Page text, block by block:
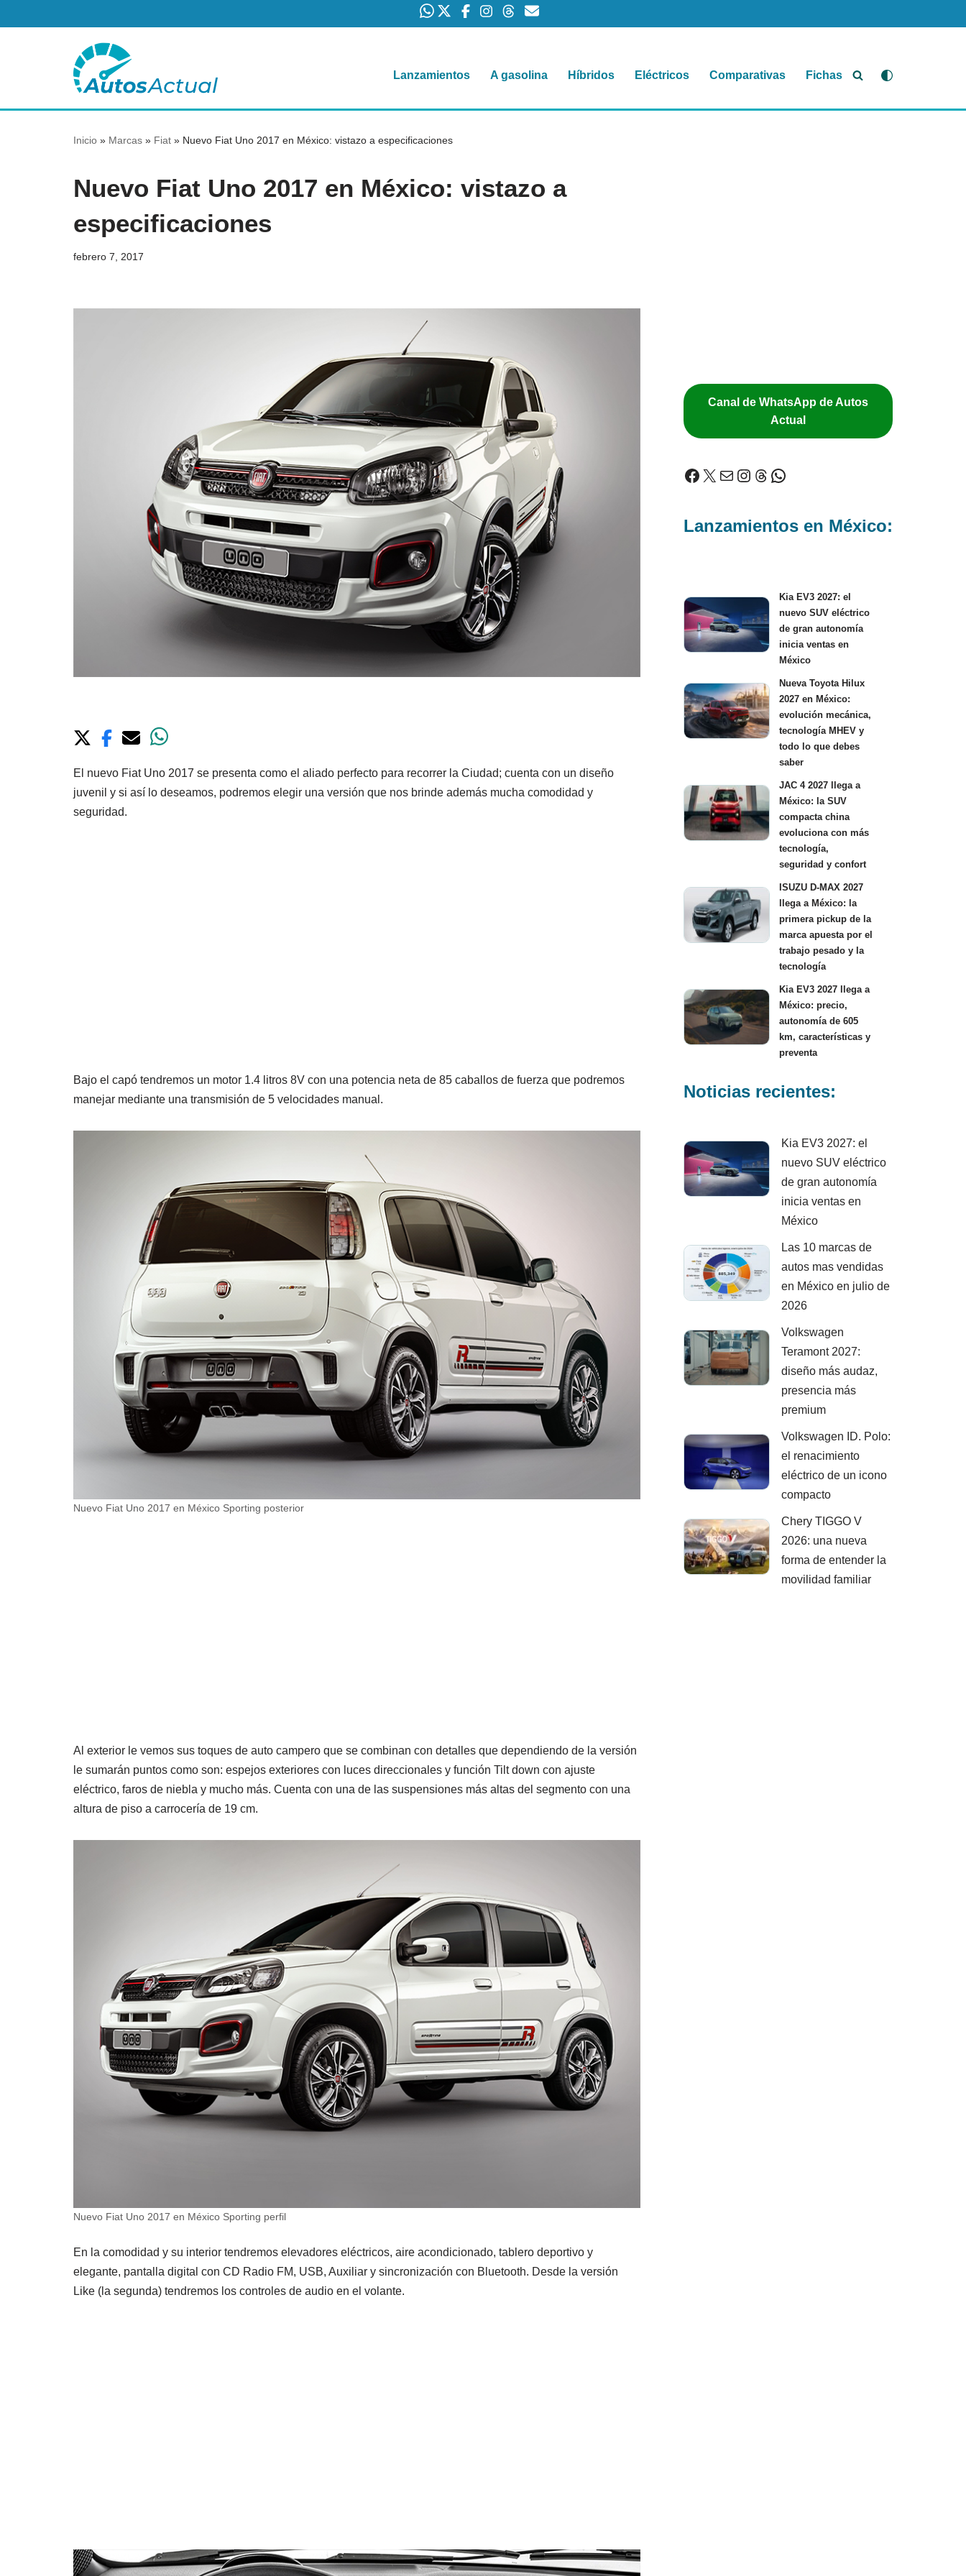
contenido
Lanzamientos A gasolina Híbridos Eléctricos Comparativas Fichas
Inicio » Marcas » Fiat » Nuevo Fiat Uno 2017 en México: vistazo a especificaciones
Nuevo Fiat Uno 2017 en México: vistazo a
especificaciones
febrero 7, 2017
El nuevo Fiat Uno 2017 se presenta como el aliado perfecto para recorrer la Ciudad; cuenta con un diseño
juvenil y si así lo deseamos, podremos elegir una versión que nos brinde además mucha comodidad y
seguridad.
Bajo el capó tendremos un motor 1.4 litros 8V con una potencia neta de 85 caballos de fuerza que podremos
manejar mediante una transmisión de 5 velocidades manual.
Nuevo Fiat Uno 2017 en México Sporting posterior
Al exterior le vemos sus toques de auto campero que se combinan con detalles que dependiendo de la versión
le sumarán puntos como son: espejos exteriores con luces direccionales y función Tilt down con ajuste
eléctrico, faros de niebla y mucho más. Cuenta con una de las suspensiones más altas del segmento con una
altura de piso a carrocería de 19 cm.
Nuevo Fiat Uno 2017 en México Sporting perfil
En la comodidad y su interior tendremos elevadores eléctricos, aire acondicionado, tablero deportivo y
elegante, pantalla digital con CD Radio FM, USB, Auxiliar y sincronización con Bluetooth. Desde la versión
Like (la segunda) tendremos los controles de audio en el volante.
Canal de WhatsApp de Autos
Actual
Lanzamientos en México:
Kia EV3 2027: el
nuevo SUV eléctrico
de gran autonomía
inicia ventas en
México
Nueva Toyota Hilux
2027 en México:
evolución mecánica,
tecnología MHEV y
todo lo que debes
saber
JAC 4 2027 llega a
México: la SUV
compacta china
evoluciona con más
tecnología,
seguridad y confort
ISUZU D-MAX 2027
llega a México: la
primera pickup de la
marca apuesta por el
trabajo pesado y la
tecnología
Kia EV3 2027 llega a
México: precio,
autonomía de 605
km, características y
preventa
Noticias recientes:
Kia EV3 2027: el
nuevo SUV eléctrico
de gran autonomía
inicia ventas en
México
Las 10 marcas de
autos mas vendidas
en México en julio de
2026
Volkswagen
Teramont 2027:
diseño más audaz,
presencia más
premium
Volkswagen ID. Polo:
el renacimiento
eléctrico de un icono
compacto
Chery TIGGO V
2026: una nueva
forma de entender la
movilidad familiar